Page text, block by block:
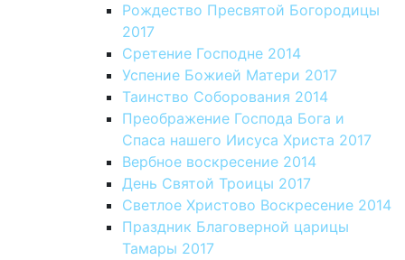
Рождество Пресвятой Богородицы
2017
Сретение Господне 2014
Успение Божией Матери 2017
Таинство Соборования 2014
Преображение Господа Бога и
Спаса нашего Иисуса Христа 2017
Вербное воскресение 2014
День Святой Троицы 2017
Светлое Христово Воскресение 2014
Праздник Благоверной царицы
Тамары 2017